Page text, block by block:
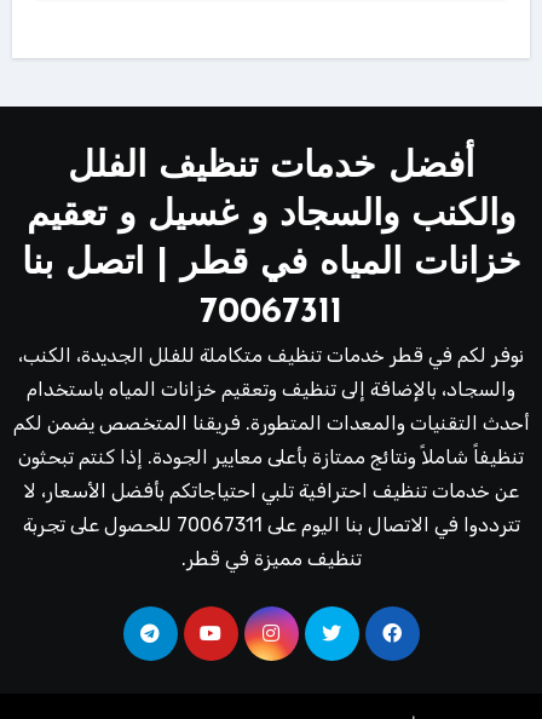
أفضل خدمات تنظيف الفلل
والكنب والسجاد و غسيل و تعقيم
خزانات المياه في قطر | اتصل بنا
70067311
نوفر لكم في قطر خدمات تنظيف متكاملة للفلل الجديدة، الكنب،
والسجاد، بالإضافة إلى تنظيف وتعقيم خزانات المياه باستخدام
أحدث التقنيات والمعدات المتطورة. فريقنا المتخصص يضمن لكم
تنظيفاً شاملاً ونتائج ممتازة بأعلى معايير الجودة. إذا كنتم تبحثون
عن خدمات تنظيف احترافية تلبي احتياجاتكم بأفضل الأسعار، لا
تترددوا في الاتصال بنا اليوم على 70067311 للحصول على تجربة
تنظيف مميزة في قطر.